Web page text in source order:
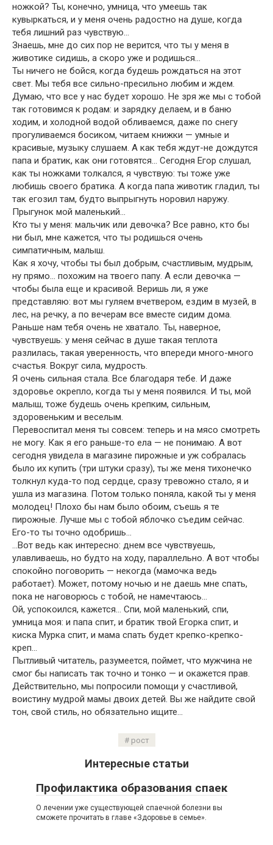
ножкой? Ты, конечно, умница, что умеешь так
кувыркаться, и у меня очень радостно на душе, когда
тебя лишний раз чувствую…
Знаешь, мне до сих пор не верится, что ты у меня в
животике сидишь, а скоро уже и родишься…
Ты ничего не бойся, когда будешь рождаться на этот
свет. Мы тебя все сильно-пресильно любим и ждем.
Думаю, что все у нас будет хорошо. Не зря же мы с тобой
так готовимся к родам: и зарядку делаем, и в баню
ходим, и холодной водой обливаемся, даже по снегу
прогуливаемся босиком, читаем книжки — умные и
красивые, музыку слушаем. А как тебя ждут-не дождутся
папа и братик, как они готовятся… Сегодня Егор слушал,
как ты ножками толкался, я чувствую: ты тоже уже
любишь своего братика. А когда папа животик гладил, ты
так егозил там, будто выпрыгнуть норовил наружу.
Прыгунок мой маленький…
Кто ты у меня: мальчик или девочка? Все равно, кто бы
ни был, мне кажется, что ты родишься очень
симпатичным, малыш.
Как я хочу, чтобы ты был добрым, счастливым, мудрым,
ну прямо… похожим на твоего папу. А если девочка —
чтобы была еще и красивой. Веришь ли, я уже
представляю: вот мы гуляем вчетвером, ездим в музей, в
лес, на речку, а по вечерам все вместе сидим дома.
Раньше нам тебя очень не хватало. Ты, наверное,
чувствуешь: у меня сейчас в душе такая теплота
разлилась, такая уверенность, что впереди много-много
счастья. Вокруг сила, мудрость.
Я очень сильная стала. Все благодаря тебе. И даже
здоровье окрепло, когда ты у меня появился. И ты, мой
малыш, тоже будешь очень крепким, сильным,
здоровеньким и веселым.
Перевоспитал меня ты совсем: теперь и на мясо смотреть
не могу. Как я его раньше-то ела — не понимаю. А вот
сегодня увидела в магазине пирожные и уж собралась
было их купить (три штуки сразу), ты же меня тихонечко
толкнул куда-то под сердце, сразу тревожно стало, я и
ушла из магазина. Потом только поняла, какой ты у меня
молодец! Плохо бы нам было обоим, съешь я те
пирожные. Лучше мы с тобой яблочко съедим сейчас.
Его-то ты точно одобришь…
…Вот ведь как интересно: днем все чувствуешь,
улавливаешь, но будто на ходу, параллельно. А вот чтобы
спокойно поговорить — некогда (мамочка ведь
работает). Может, потому ночью и не даешь мне спать,
пока не наговорюсь с тобой, не намечтаюсь…
Ой, успокоился, кажется… Спи, мой маленький, спи,
умница моя: и папа спит, и братик твой Егорка спит, и
киска Мурка спит, и мама спать будет крепко-крепко-
креп…
Пытливый читатель, разумеется, поймет, что мужчина не
смог бы написать так точно и тонко — и окажется прав.
Действительно, мы попросили помощи у счастливой,
воистину мудрой мамы двоих детей. Вы же найдите свой
тон, свой стиль, но обязательно ищите…
рост
Интересные статьи
Профилактика образования спаек
О лечении уже существующей спаечной болезни вы
сможете прочитать в главе «Здоровье в семье».